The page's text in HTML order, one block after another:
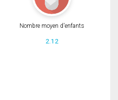
Nombre moyen d'enfants
2.12